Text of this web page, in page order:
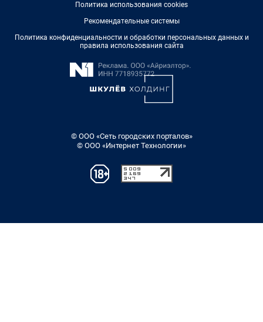
Политика использования cookies
Рекомендательные системы
Политика конфиденциальности и обработки персональных данных и
правила использования сайта
© ООО «Сеть городских порталов»
© ООО «Интернет Технологии»